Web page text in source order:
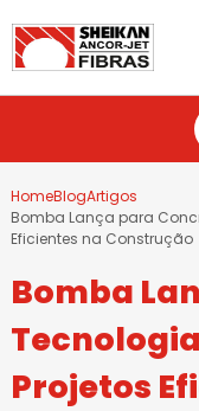
HomeBlogArtigos
Bomba Lança para
Eficientes na Construção
Bomba
Projetos